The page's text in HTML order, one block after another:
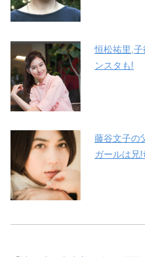
恒松祐里,
ンスタも!
藤谷文子の
ガールは兄!